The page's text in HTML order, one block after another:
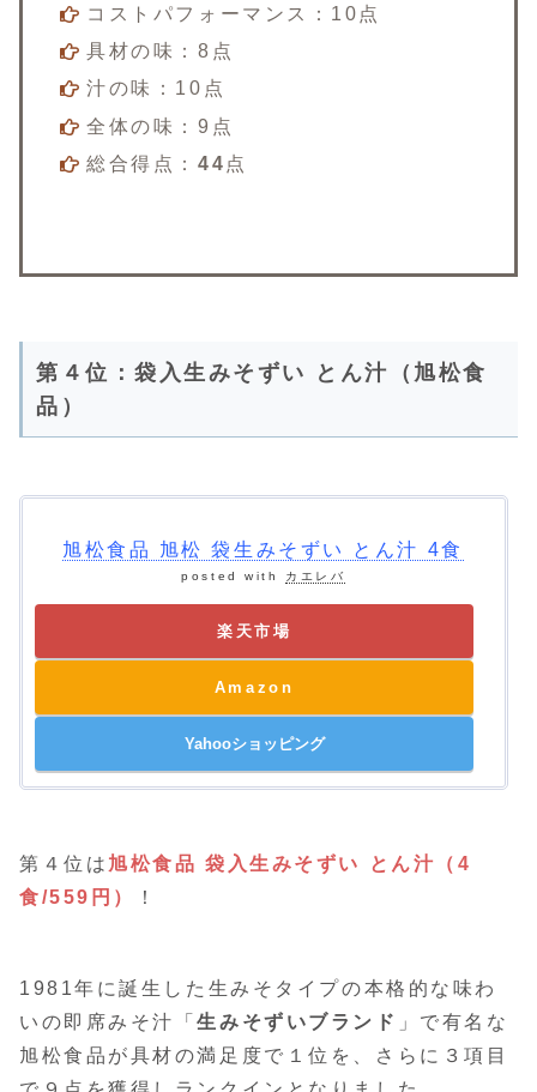
コストパフォーマンス：10点
具材の味：8点
汁の味：10点
全体の味：9点
総合得点： 44 点
第４位：袋入生みそずい とん汁（旭松食
品）
旭松食品 旭松 袋生みそずい とん汁 4食
posted with カエレバ
楽天市場
Amazon
Yahooショッピング
第４位は 旭松食品 袋入生みそずい とん汁（4
食/559円）
！
1981年に誕生した生みそタイプの本格的な味わ
いの即席みそ汁「生みそずいブランド 」で有名な
旭松食品が具材の満足度で１位を、さらに３項目